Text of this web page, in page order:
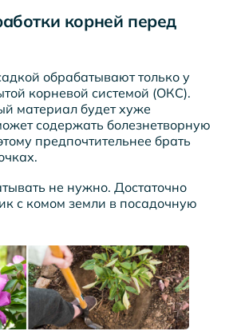
корней перед
обрабатывают только у
корневой системой (ОКС).
материал будет хуже
содержать болезнетворную
предпочтительнее брать
не нужно. Достаточно
с комом земли в посадочную